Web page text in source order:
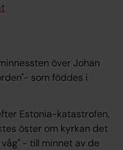
över Johan
som föddes i
Estonia-katastrofen,
öster om kyrkan det
- till minnet av de